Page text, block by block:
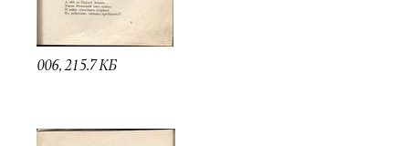
006, 215.7 КБ